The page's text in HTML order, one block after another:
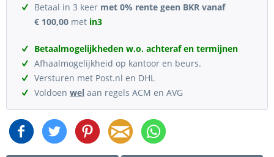
Betaal in 3 keer met 0% rente geen BKR vanaf
€ 100,00 met in3
Betaalmogelijkheden w.o. achteraf en termijnen
Afhaalmogelijkheid op kantoor en beurs.
Versturen met Post.nl en DHL
Voldoen wel aan regels ACM en AVG